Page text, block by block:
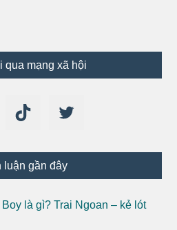
qua mạng xã hội
luận gần đây
Boy là gì? Trai Ngoan – kẻ lót